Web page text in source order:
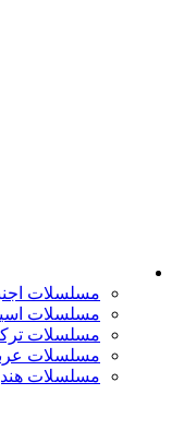
مسلسلات
مسلسلات
مسلسلات
مسلسلات
مسلسلات